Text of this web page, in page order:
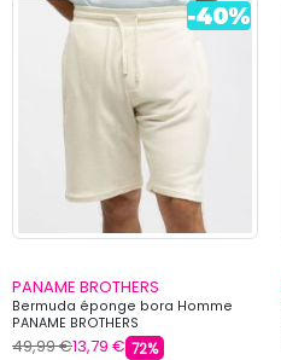
PANAME BROTHERS
Bermuda éponge bora Homme
PANAME BROTHERS
49,99 €13,79 € 72%